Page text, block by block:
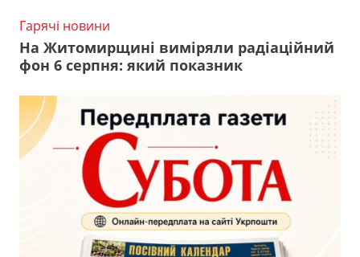
Гарячі новини
На Житомирщині виміряли радіаційний
фон 6 серпня: який показник